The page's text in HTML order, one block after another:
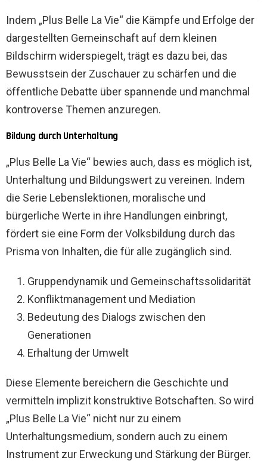
Indem „Plus Belle La Vie“ die Kämpfe und Erfolge der
dargestellten Gemeinschaft auf dem kleinen
Bildschirm widerspiegelt, trägt es dazu bei, das
Bewusstsein der Zuschauer zu schärfen und die
öffentliche Debatte über spannende und manchmal
kontroverse Themen anzuregen.
Bildung durch Unterhaltung
„Plus Belle La Vie“ bewies auch, dass es möglich ist,
Unterhaltung und Bildungswert zu vereinen. Indem
die Serie Lebenslektionen, moralische und
bürgerliche Werte in ihre Handlungen einbringt,
fördert sie eine Form der Volksbildung durch das
Prisma von Inhalten, die für alle zugänglich sind.
Gruppendynamik und Gemeinschaftssolidarität
Konfliktmanagement und Mediation
Bedeutung des Dialogs zwischen den
Generationen
Erhaltung der Umwelt
Diese Elemente bereichern die Geschichte und
vermitteln implizit konstruktive Botschaften. So wird
„Plus Belle La Vie“ nicht nur zu einem
Unterhaltungsmedium, sondern auch zu einem
Instrument zur Erweckung und Stärkung der Bürger.